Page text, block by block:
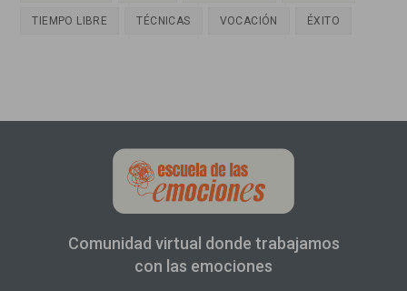
TIEMPO LIBRE TÉCNICAS VOCACIÓN ÉXITO
Comunidad virtual donde trabajamos
con las emociones